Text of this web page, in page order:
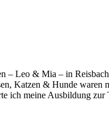
Leo & Mia – in
Katzen & Hunde waren
ich meine Ausbildung